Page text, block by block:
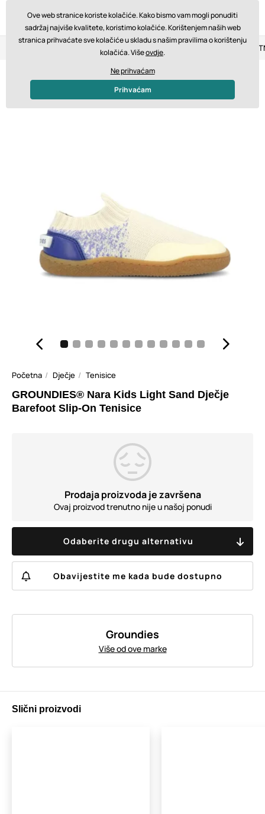
Povrat u roku od 14 dana Brza dostava od 200 €
Početna Dječje Tenisice
GROUNDIES® Nara Kids Light Sand Dječje
Barefoot Slip-On Tenisice
Prodaja proizvoda je završena
Ovaj proizvod trenutno nije u našoj ponudi
Odaberite drugu alternativu
Obavijestite me kada bude dostupno
Groundies
Više od ove marke
Slični proizvodi
Ove web stranice koriste kolačiće. Kako bismo vam mogli ponuditi
sadržaj najviše kvalitete, koristimo kolačiće. Korištenjem naših web
stranica prihvaćate sve kolačiće u skladu s našim pravilima o korištenju
kolačića. Višeovdje.
Ne prihvaćam
Prihvaćam